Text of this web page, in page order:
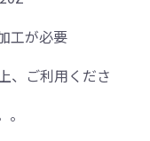
工が必要
、ご利用くださ